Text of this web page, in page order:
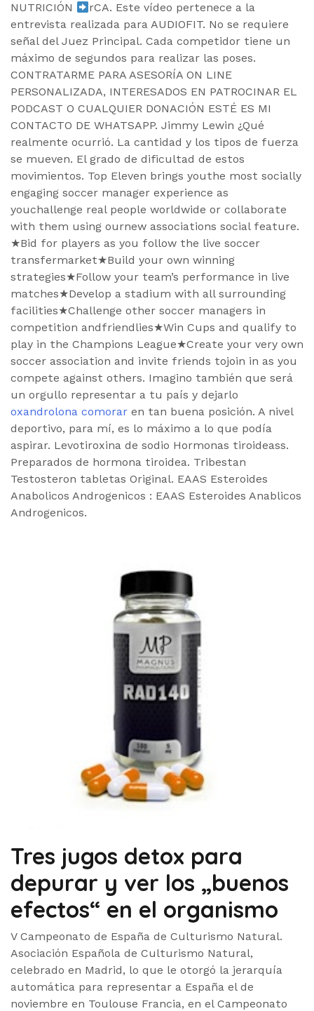
NUTRICIÓN
rCA. Este vídeo pertenece a la
entrevista realizada para AUDIOFIT. No se requiere
señal del Juez Principal. Cada competidor tiene un
máximo de segundos para realizar las poses.
CONTRATARME PARA ASESORÍA ON LINE
PERSONALIZADA, INTERESADOS EN PATROCINAR EL
PODCAST O CUALQUIER DONACIÓN ESTÉ ES MI
CONTACTO DE WHATSAPP. Jimmy Lewin ¿Qué
realmente ocurrió. La cantidad y los tipos de fuerza
se mueven. El grado de dificultad de estos
movimientos. Top Eleven brings youthe most socially
engaging soccer manager experience as
youchallenge real people worldwide or collaborate
with them using ournew associations social feature.
★Bid for players as you follow the live soccer
transfermarket★Build your own winning
strategies★Follow your team’s performance in live
matches★Develop a stadium with all surrounding
facilities★Challenge other soccer managers in
competition andfriendlies★Win Cups and qualify to
play in the Champions League★Create your very own
soccer association and invite friends tojoin in as you
compete against others. Imagino también que será
un orgullo representar a tu país y dejarlo
oxandrolona comorar en tan buena posición. A nivel
deportivo, para mí, es lo máximo a lo que podía
aspirar. Levotiroxina de sodio Hormonas tiroideass.
Preparados de hormona tiroidea. Tribestan
Testosteron tabletas Original. EAAS Esteroides
Anabolicos Androgenicos : EAAS Esteroides Anablicos
Androgenicos.
Tres jugos detox para
depurar y ver los „buenos
efectos“ en el organismo
V Campeonato de España de Culturismo Natural.
Asociación Española de Culturismo Natural,
celebrado en Madrid, lo que le otorgó la jerarquía
automática para representar a España el de
noviembre en Toulouse Francia, en el Campeonato